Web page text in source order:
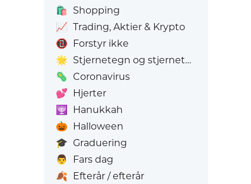
🛍️
Shopping
📈 Trading, Aktier & Krypto
📵 Forstyr ikke
🌟 Stjernetegn og stjernetegn
🦠 Coronavirus
💕 Hjerter
🕎
Hanukkah
🎃 Halloween
🎓 Graduering
👨
Fars dag
🍂 Efterår / efterår